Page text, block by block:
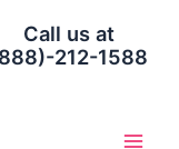
Call us at
212-1588